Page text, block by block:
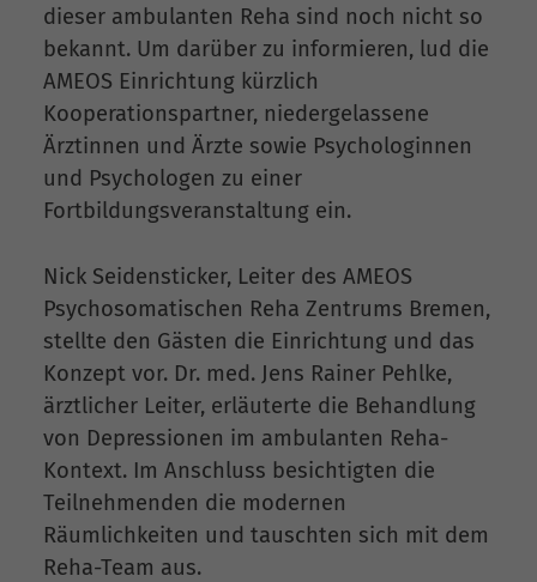
dieser ambulanten Reha sind noch nicht so
bekannt. Um darüber zu informieren, lud die
AMEOS Einrichtung kürzlich
Kooperationspartner, niedergelassene
Ärztinnen und Ärzte sowie Psychologinnen
und Psychologen zu einer
Fortbildungsveranstaltung ein.
Nick Seidensticker, Leiter des AMEOS
Psychosomatischen Reha Zentrums Bremen,
stellte den Gästen die Einrichtung und das
Konzept vor. Dr. med. Jens Rainer Pehlke,
ärztlicher Leiter, erläuterte die Behandlung
von Depressionen im ambulanten Reha-
Kontext. Im Anschluss besichtigten die
Teilnehmenden die modernen
Räumlichkeiten und tauschten sich mit dem
Reha-Team aus.